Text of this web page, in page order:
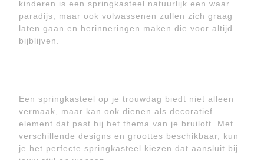
kinderen is een springkasteel natuurlijk een waar
paradijs, maar ook volwassenen zullen zich graag
laten gaan en herinneringen maken die voor altijd
bijblijven.
Een springkasteel op je trouwdag biedt niet alleen
vermaak, maar kan ook dienen als decoratief
element dat past bij het thema van je bruiloft. Met
verschillende designs en groottes beschikbaar, kun
je het perfecte springkasteel kiezen dat aansluit bij